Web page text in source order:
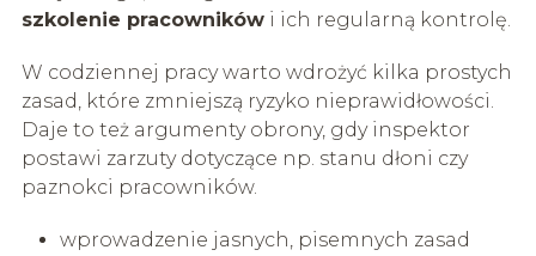
szkolenie pracownikówi ich regularną kontrolę.
W codziennej pracy warto wdrożyć kilka prostych
zasad, które zmniejszą ryzyko nieprawidłowości.
Daje to też argumenty obrony, gdy inspektor
postawi zarzuty dotyczące np. stanu dłoni czy
paznokci pracowników.
wprowadzenie jasnych, pisemnych zasad